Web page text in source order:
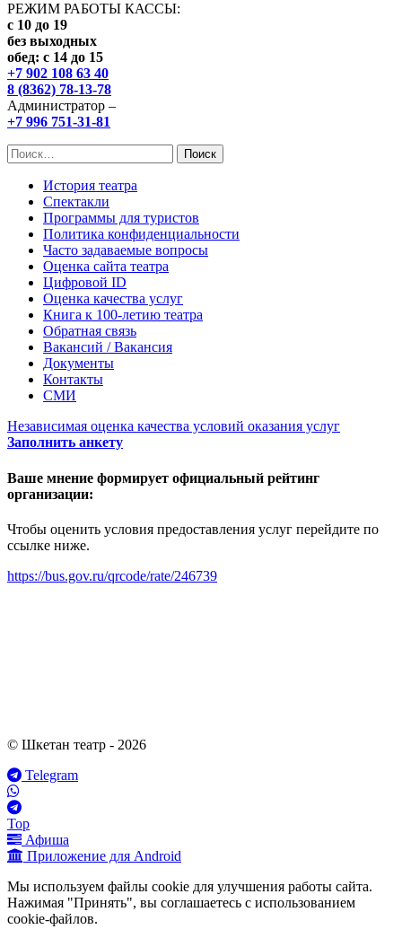
РЕЖИМ РАБОТЫ КАССЫ:
с 10 до 19
без выходных
обед: с 14 до 15
+7 902 108 63 40
8 (8362) 78-13-78
Администратор –
+7 996 751-31-81
Найти:
История театра
Спектакли
Программы для туристов
Политика конфиденциальности
Часто задаваемые вопросы
Оценка сайта театра
Цифровой ID
Оценка качества услуг
Книга к 100-летию театра
Обратная связь
Вакансий / Вакансия
Документы
Контакты
СМИ
Независимая оценка качества условий оказания услуг
Заполнить анкету
Ваше мнение формирует официальный рейтинг
организации:
Чтобы оценить условия предоставления услуг перейдите по
ссылке ниже.
https://bus.gov.ru/qrcode/rate/246739
© Шкетан театр - 2026
Telegram
Top
Афиша
Приложение для Android
Мы используем файлы cookie для улучшения работы сайта.
Нажимая "Принять", вы соглашаетесь с использованием
cookie-файлов.